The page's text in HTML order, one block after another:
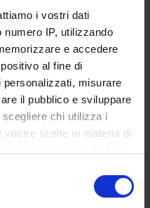
i vostri dati
IP, utilizzando
e accedere
al fine di
personalizzati, misurare
il pubblico e sviluppare
chi utilizza i
scelte in materia di
in qualsiasi
cookie o facendo clic